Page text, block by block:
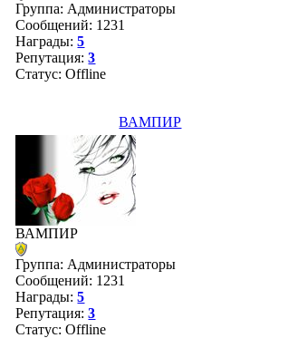
Группа: Администраторы
Сообщений: 1231
Награды:5
Репутация:3
Статус:Offline
ВАМПИР
ВАМПИР
Группа: Администраторы
Сообщений: 1231
Награды:5
Репутация:3
Статус:Offline